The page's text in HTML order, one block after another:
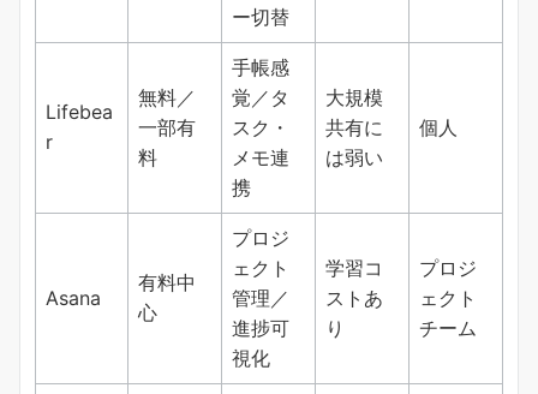
ー切替
Lifebea
r
無料／
一部有
料
手帳感
覚／タ
スク・
メモ連
携
大規模
共有に
は弱い
個人
Asana
有料中
心
プロジ
ェクト
管理／
進捗可
視化
学習コ
ストあ
り
プロジ
ェクト
チーム